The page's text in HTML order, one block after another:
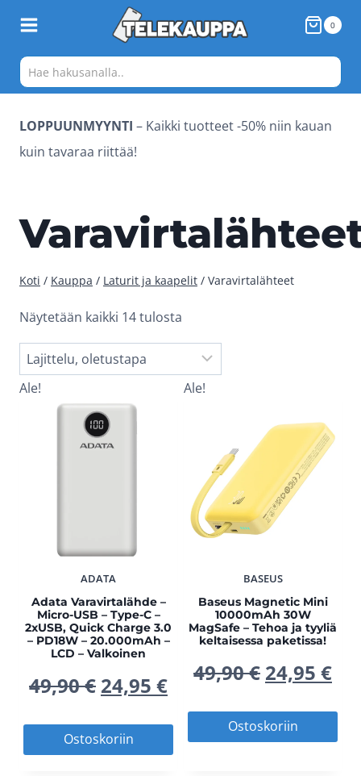
sisältöön
0
LOPPUUNMYYNTI – Kaikki tuotteet -50% niin kauan
kuin tavaraa riittää!
Koti / Kauppa / Laturit ja kaapelit / Varavirtalähteet
Näytetään kaikki 14 tulosta
Ale!
ADATA
Adata Varavirtalähde –
Micro-USB – Type-C –
2xUSB, Quick Charge 3.0
– PD18W – 20.000mAh –
LCD – Valkoinen
49,90€ Alkuperäinen
hinta
oli:
24,95 €Nykyinen
hinta
on:
Ostoskoriin
Ale!
BASEUS
Baseus Magnetic Mini
10000mAh 30W
MagSafe – Tehoa ja tyyliä
keltaisessa paketissa!
49,90€
hinta
oli:
24,95 €
on:
Ostoskoriin